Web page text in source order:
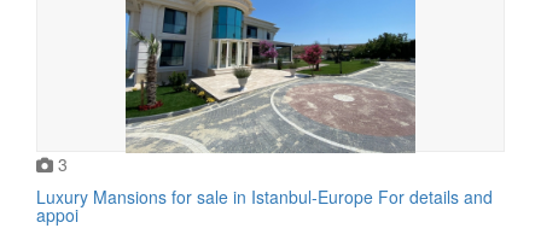
3
Luxury Mansions for sale in Istanbul-Europe For details and
appoi